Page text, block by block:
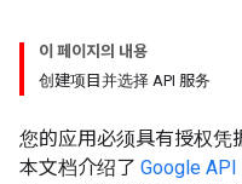
이 페이지의 내용
创建项目并选择 API 服务
您的应用必须具有授权凭
本文档介绍了 Google API